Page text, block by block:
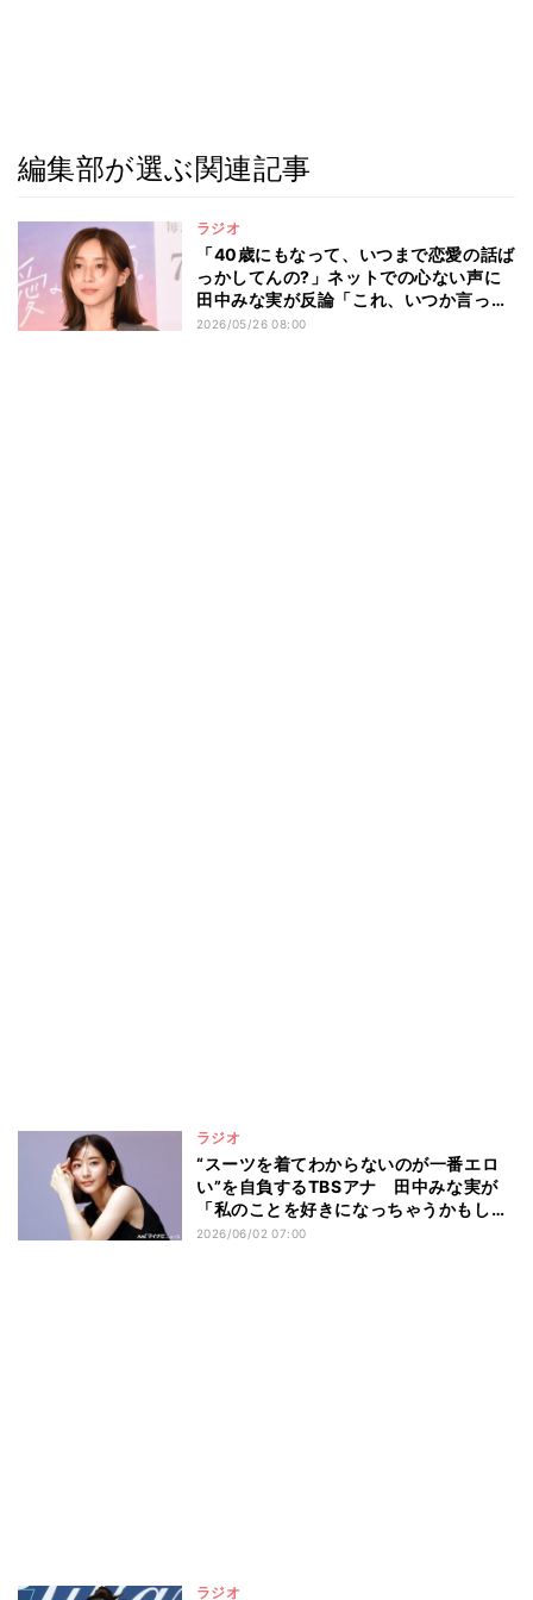
編集部が選ぶ関連記事
ラジオ
「40歳にもなって、いつまで恋愛の話ば
っかしてんの?」ネットでの心ない声に
田中みな実が反論「これ、いつか言って
やろう! と思って」
2026/05/26 08:00
ラジオ
“スーツを着てわからないのが一番エロ
い”を自負するTBSアナ 田中みな実が
「私のことを好きになっちゃうかもしれ
ないから…」と惑わす
2026/06/02 07:00
ラジオ